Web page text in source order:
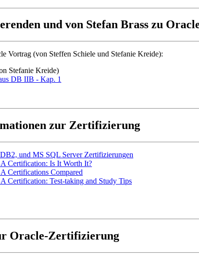
und von Stefan Brass zu
Vortrag (von Steffen Schiele und Stefanie Kreide):
Stefanie Kreide)
DB IIB - Kap. 1
zur Zertifizierung
und MS SQL Server Zertifizierungen
Certification: Is It Worth It?
Certifications Compared
Certification: Test-taking and Study Tips
Oracle-Zertifizierung